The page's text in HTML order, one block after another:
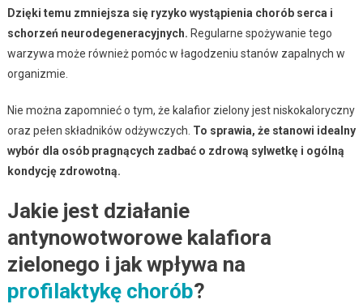
Dzięki temu zmniejsza się ryzyko wystąpienia chorób serca i
schorzeń neurodegeneracyjnych. Regularne spożywanie tego
warzywa może również pomóc w łagodzeniu stanów zapalnych w
organizmie.
Nie można zapomnieć o tym, że kalafior zielony jest niskokaloryczny
oraz pełen składników odżywczych. To sprawia, że stanowi idealny
wybór dla osób pragnących zadbać o zdrową sylwetkę i ogólną
kondycję zdrowotną.
Jakie jest działanie
antynowotworowe kalafiora
zielonego i jak wpływa na
profilaktykę chorób?